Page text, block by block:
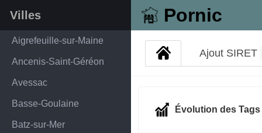
Pornic
Villes
Aigrefeuille-sur-Maine
Ancenis-Saint-Géréon
Avessac
Basse-Goulaine
Batz-sur-Mer
Ajout SIRET
Évolution des